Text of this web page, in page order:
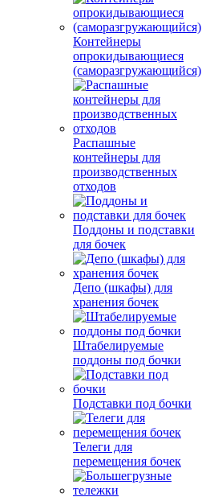
Контейнеры
опрокидывающиеся
(саморазгружающийся)
Распашные
контейнеры для
производственных
отходов
Поддоны и подставки
для бочек
Депо (шкафы) для
хранения бочек
Штабелируемые
поддоны под бочки
Подставки под бочки
Телеги для
перемещения бочек